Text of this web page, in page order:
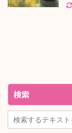
検索